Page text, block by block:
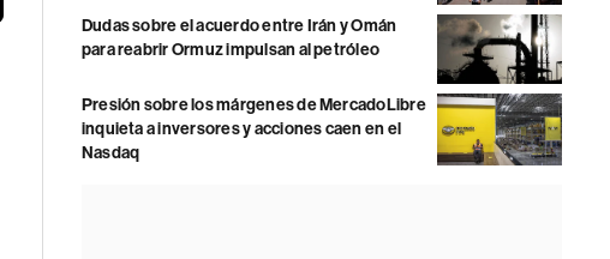
Dudas sobre el acuerdo entre Irán y Omán
para reabrir Ormuz impulsan al petróleo
Presión sobre los márgenes de MercadoLibre
inquieta a inversores y acciones caen en el
Nasdaq